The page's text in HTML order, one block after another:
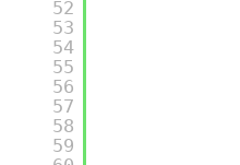
52
53
54
55
56
57
58
59